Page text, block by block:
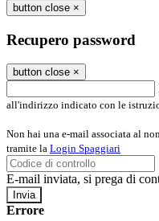
button close ×
Recupero password
button close ×
all'indirizzo indicato con le
Non hai una e-mail associata al
tramite la Login Spaggiari
E-mail inviata, si prega di
Errore